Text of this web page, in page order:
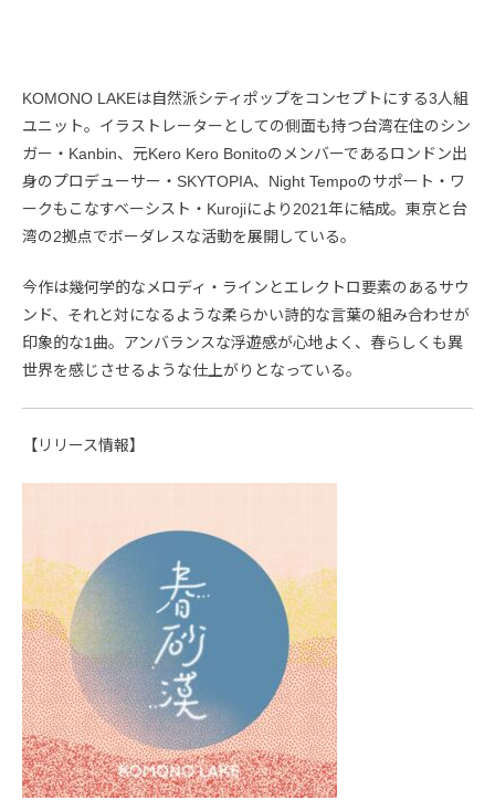
KOMONO LAKEは自然派シティポップをコンセプトにする3人組
ユニット。イラストレーターとしての側面も持つ台湾在住のシン
ガー・Kanbin、元Kero Kero Bonitoのメンバーであるロンドン出
身のプロデューサー・SKYTOPIA、Night Tempoのサポート・ワ
ークもこなすベーシスト・Kurojiにより2021年に結成。東京と台
湾の2拠点でボーダレスな活動を展開している。
今作は幾何学的なメロディ・ラインとエレクトロ要素のあるサウ
ンド、それと対になるような柔らかい詩的な言葉の組み合わせが
印象的な1曲。アンバランスな浮遊感が心地よく、春らしくも異
世界を感じさせるような仕上がりとなっている。
【リリース情報】